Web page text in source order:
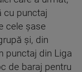
cu punctaj
cele șase
și, din
punctaj din Liga
de baraj pentru